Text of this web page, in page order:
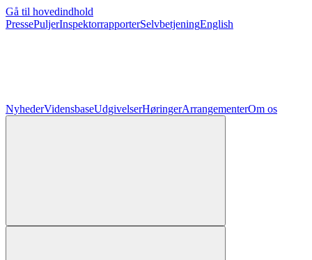
Gå til hovedindhold
PressePuljerInspektorrapporterSelvbetjeningEnglish
NyhederVidensbaseUdgivelserHøringerArrangementerOm os